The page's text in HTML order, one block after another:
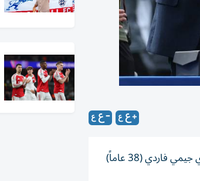
كشف تقرير عن تدخل لاعب أرسنال السابق، الفرنسي باتريك فييرا لمنع تعاقد جنوة الإيطالي مع المهاجم الإنجليزي جيمي فاردي (38 عاماً)